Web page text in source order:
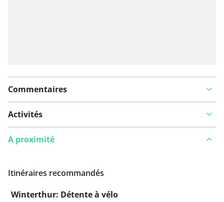
Commentaires
Activités
A proximité
Itinéraires recommandés
Winterthur: Détente à vélo